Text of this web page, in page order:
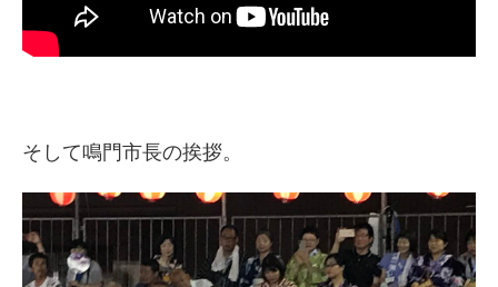
そして鳴門市長の挨拶。